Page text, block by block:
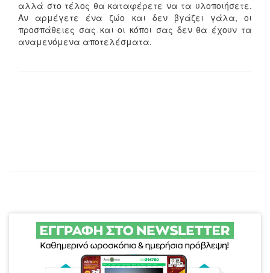
αλλά στο τέλος θα καταφέρετε να τα υλοποιήσετε.
Αν αρμέγετε ένα ζώο και δεν βγάζει γάλα, οι
προσπάθειες σας και οι κόποι σας δεν θα έχουν τα
αναμενόμενα αποτελέσματα.